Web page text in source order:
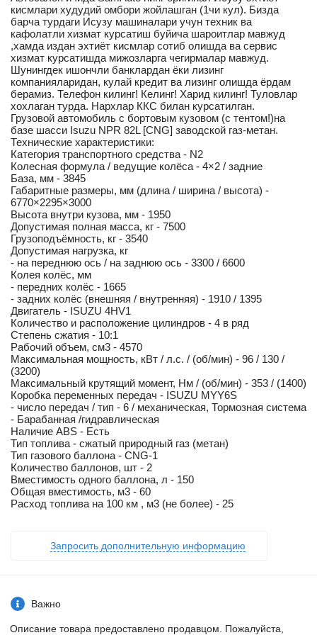
кисмлари худудий омбори жойлашган (1чи кул). Бизда
барча турдаги Исузу машиналари учун техник ва
кафолатли хизмат курсатиш буйича шароитлар мавжуд
,хамда издан эхтиёт кисмлар сотиб олишда ва сервис
хизмат курсатишда мижозларга чегирмалар мавжуд.
Шунингдек ишончли банклардан ёки лизинг
компанияларидан, кулай кредит ва лизинг олишда ёрдам
берамиз. Телефон килинг! Келинг! Харид килинг! Туловлар
хохлаган турда. Нархлар ККС билан курсатилган.
Грузовой автомобиль с бортовым кузовом (с тентом!)на
базе шасси Isuzu NPR 82L [CNG] заводской газ-метан.
Технические характеристики:
Категория транспортного средства - N2
Колесная формула / ведущие колёса - 4×2 / задние
База, мм - 3845
Габаритные размеры, мм (длина / ширина / высота) -
6770×2295×3000
Высота внутри кузова, мм - 1950
Допустимая полная масса, кг - 7500
Грузоподъёмность, кг - 3540
Допустимая нагрузка, кг
- на переднюю ось / на заднюю ось - 3300 / 6600
Колея колёс, мм
- передних колёс - 1665
- задних колёс (внешняя / внутренняя) - 1910 / 1395
Двигатель - ISUZU 4HV1
Количество и расположение цилиндров - 4 в ряд
Степень сжатия - 10:1
Рабочий объем, см3 - 4570
Максимальная мощность, кВт / л.с. / (об/мин) - 96 / 130 /
(3200)
Максимальный крутящий момент, Нм / (об/мин) - 353 / (1400)
Коробка переменных передач - ISUZU MYY6S
- число передач / тип - 6 / механическая, Тормозная система
- Барабанная /гидравлическая
Наличие ABS - Есть
Тип топлива - сжатый природный газ (метан)
Тип газового баллона - CNG-1
Количество баллонов, шт - 2
Вместимость одного баллона, л - 150
Общая вместимость, м3 - 60
Расход топлива на 100 км , м3 (не более) - 25
Запросить дополнительную информацию
Важно
Описание товара предоставлено продавцом. Пожалуйста,